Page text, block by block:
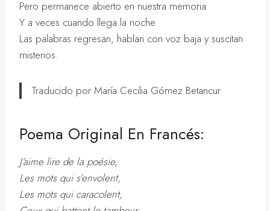
Pero permanece abierto en nuestra memoria
Y a veces cuando llega la noche
Las palabras regresan, hablan con voz baja y suscitan
misterios.
Traducido por María Cecilia Gómez Betancur
Poema Original En Francés:
J’aime lire de la poésie,
Les mots qui s’envolent,
Les mots qui caracolent,